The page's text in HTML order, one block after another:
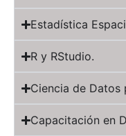
Estadística
R y RStudio.
Ciencia de Datos
Capacitación en